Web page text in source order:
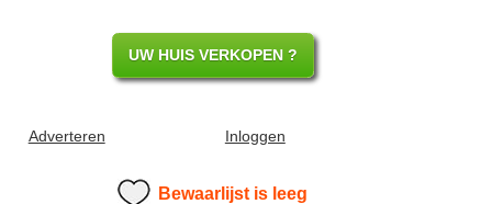
UW HUIS VERKOPEN ?
Adverteren Inloggen
Bewaarlijst is leeg